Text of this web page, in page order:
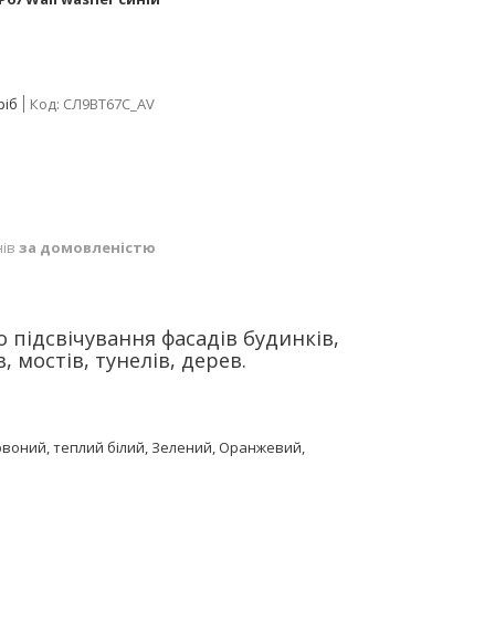
Код: СЛ9ВТ67С_AV
за домовленістю
фасадів будинків,
мостів, тунелів, дерев.
теплий білий, Зелений, Оранжевий,